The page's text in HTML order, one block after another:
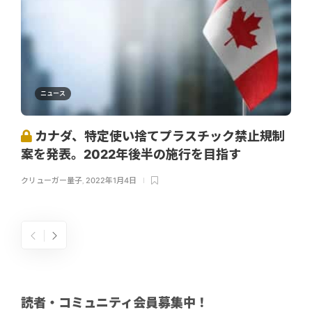
ニュース
カナダ、特定使い捨てプラスチック禁止規制
案を発表。2022年後半の施行を目指す
クリューガー量子, 2022年1月4日
読者・コミュニティ会員募集中！